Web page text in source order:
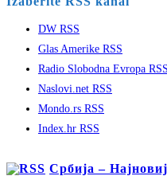
DW RSS
Glas Amerike RSS
Radio Slobodna Evropa RSS
Naslovi.net RSS
Mondo.rs RSS
Index.hr RSS
Србија –